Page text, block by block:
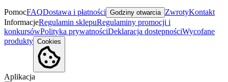
PomocFAQDostawa i płatności Godziny otwarcia ZwrotyKontakt
InformacjeRegulamin sklepuRegulaminy promocji i
konkursówPolityka prywatnościDeklaracja dostępnościWycofane
produkty Cookies
Aplikacja